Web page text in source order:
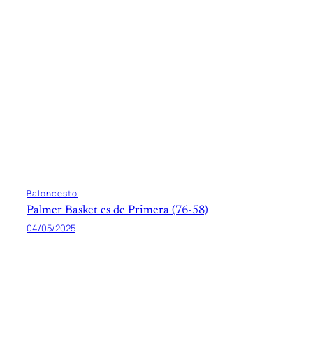
Baloncesto
Palmer Basket es de Primera (76-58)
04/05/2025